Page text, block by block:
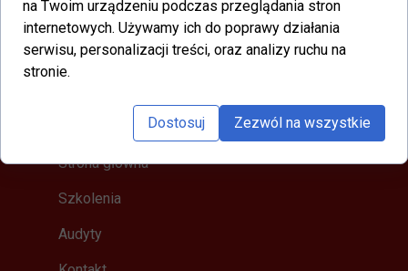
ul. Wiejska 10, 44-200 Rybnik
+48 600 986 874
Strona główna
Szkolenia
Audyty
na Twoim urządzeniu podczas przeglądania stron
internetowych. Używamy ich do poprawy działania
serwisu, personalizacji treści, oraz analizy ruchu na
stronie.
Dostosuj Zezwól na wszystkie